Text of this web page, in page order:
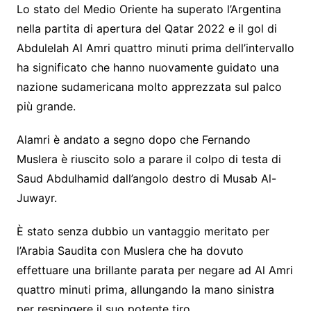
Lo stato del Medio Oriente ha superato l’Argentina
nella partita di apertura del Qatar 2022 e il gol di
Abdulelah Al Amri quattro minuti prima dell’intervallo
ha significato che hanno nuovamente guidato una
nazione sudamericana molto apprezzata sul palco
più grande.
Alamri è andato a segno dopo che Fernando
Muslera è riuscito solo a parare il colpo di testa di
Saud Abdulhamid dall’angolo destro di Musab Al-
Juwayr.
È stato senza dubbio un vantaggio meritato per
l’Arabia Saudita con Muslera che ha dovuto
effettuare una brillante parata per negare ad Al Amri
quattro minuti prima, allungando la mano sinistra